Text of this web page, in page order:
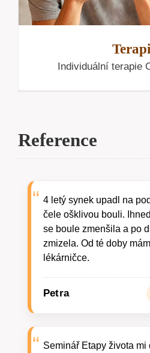
Individuální terapie
Reference
4 letý synek upadl na
čele ošklivou bouli.
se boule zmenšila a po
zmizela. Od té doby
lékárničce.
Petra
Seminář Etapy života mi